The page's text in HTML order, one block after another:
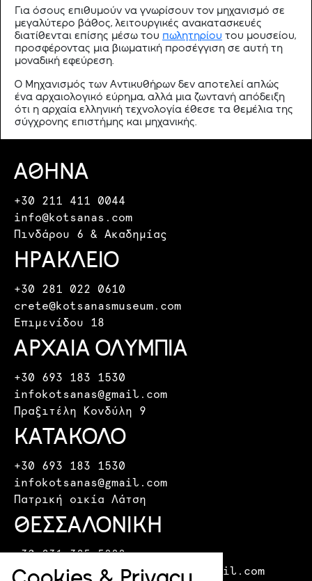
Για όσους επιθυμούν να γνωρίσουν τον μηχανισμό σε
μεγαλύτερο βάθος, λειτουργικές ανακατασκευές
διατίθενται επίσης μέσω του πωλητηρίου του μουσείου,
προσφέροντας μια βιωματική προσέγγιση σε αυτή τη
μοναδική εφεύρεση.
Ο Μηχανισμός των Αντικυθήρων δεν αποτελεί απλώς
ένα αρχαιολογικό εύρημα, αλλά μια ζωντανή απόδειξη
ότι η αρχαία ελληνική τεχνολογία έθεσε τα θεμέλια της
σύγχρονης επιστήμης και μηχανικής.
ΑΘΗΝΑ
+30 211 411 0044
info@kotsanas.com
Πινδάρου 6 & Ακαδημίας
ΗΡΑΚΛΕΙΟ
+30 281 022 0610
crete@kotsanasmuseum.com
Επιμενίδου 18
ΑΡΧΑΙΑ ΟΛΥΜΠΙΑ
+30 693 183 1530
infokotsanas@gmail.com
Πραξιτέλη Κονδύλη 9
ΚΑΤΑΚΟΛΟ
+30 693 183 1530
infokotsanas@gmail.com
Πατρική οικία Λάτση
ΘΕΣΣΑΛΟΝΙΚΗ
+30 231 325 5888
kotsanasmuseumthessaloniki@gmail.com